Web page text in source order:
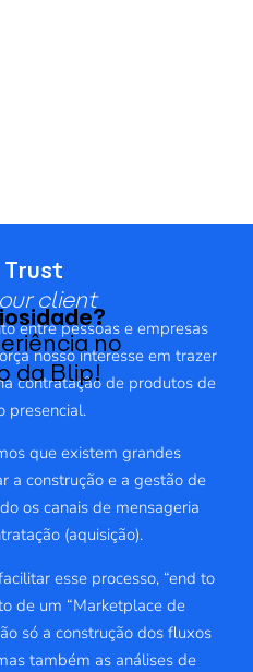
no
da Blip!
client
entre pessoas e empresas
nosso interesse em trazer
contratação de produtos de
presencial.
que existem grandes
a construção e a gestão de
os canais de mensageria
(aquisição).
esse processo, “end to
de um “Marketplace de
só a construção dos fluxos
também as análises de